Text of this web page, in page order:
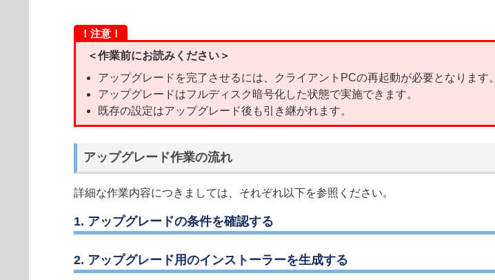
！注意！
＜作業前にお読みください＞
アップグレードを完了させるには、クライアントPCの再起動が必要となります。
アップグレードはフルディスク暗号化した状態で実施できます。
既存の設定はアップグレード後も引き継がれます。
アップグレード作業の流れ
詳細な作業内容につきましては、それぞれ以下を参照ください。
1. アップグレードの条件を確認する
2. アップグレード用のインストーラーを生成する